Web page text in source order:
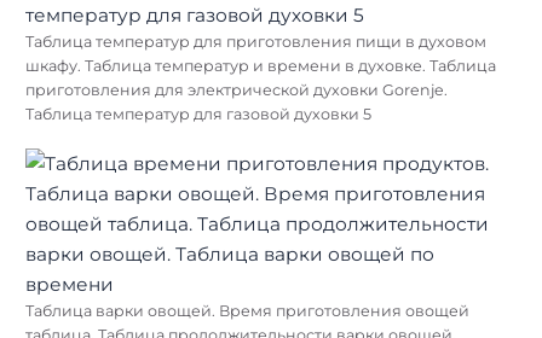
Таблица температур для приготовления пищи в духовом
шкафу. Таблица температур и времени в духовке. Таблица
приготовления для электрической духовки Gorenje.
Таблица температур для газовой духовки 5
Таблица варки овощей. Время приготовления овощей